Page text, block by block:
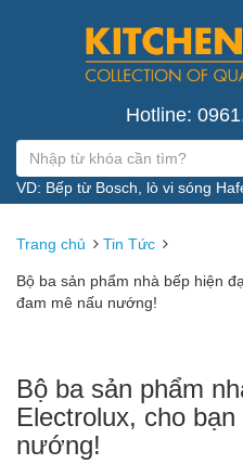
Hotline:
VD: Bếp từ Bosch, lò vi sóng
Trang chủ Tin Tức
Bộ ba sản phẩm nhà bếp hiện
đam mê nấu nướng!
Bộ ba sản phẩm
Electrolux, cho
nướng!